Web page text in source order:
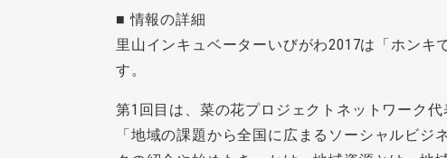
■ 情報の詳細
里山インキュベーターいびがわ2017は「ホン
す。
第1回目は、菜の花プロジェクトネットワーク
「地域の課題から全国に広まるソーシャルビ